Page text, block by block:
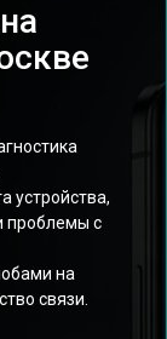
устройства,
проблемы с
на
связи.